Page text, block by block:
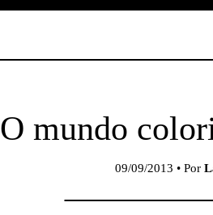
O mundo
09/09/2013 • Por